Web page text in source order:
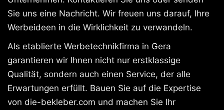
Sie uns eine Nachricht. Wir freuen uns darauf, Ihre
Werbeideen in die Wirklichkeit zu verwandeln.
Als etablierte Werbetechnikfirma in Gera
garantieren wir Ihnen nicht nur erstklassige
Qualität, sondern auch einen Service, der alle
Erwartungen erfüllt. Bauen Sie auf die Expertise
von die-bekleber.com und machen Sie Ihr